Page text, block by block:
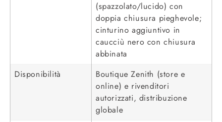
(spazzolato/lucido) con
doppia chiusura pieghevole;
cinturino aggiuntivo in
caucciù nero con chiusura
abbinata
Disponibilità
Boutique Zenith (store e
online) e rivenditori
autorizzati, distribuzione
globale